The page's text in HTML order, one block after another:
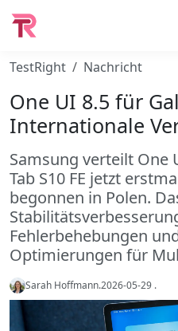
TestRight Nachricht
One UI 8.5 für
Internationale
Samsung verteilt One
Tab S10 FE jetzt
begonnen in Polen.
Fehlerbehebungen
Optimierungen für
Sarah Hoffmann.2026-05-29 .